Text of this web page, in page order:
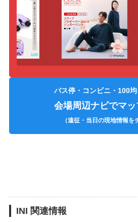
バス停・コンビニ・100均
会場周辺ナビでマ
（遠征・当日の現地情報を
INI 関連情報